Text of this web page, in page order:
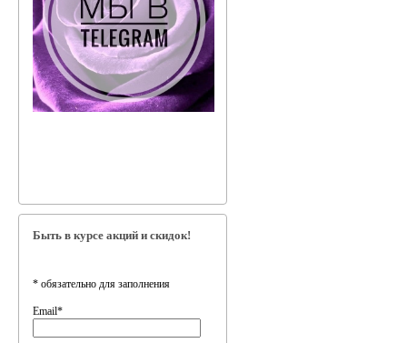
Быть в курсе акций и скидок!
* обязательно для заполнения
Email*